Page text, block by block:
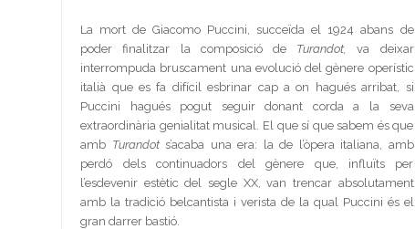
La mort de Giacomo Puccini, succeïda el 1924 abans de
poder finalitzar la composició de Turandot, va deixar
interrompuda bruscament una evolució del gènere operístic
italià que es fa difícil esbrinar cap a on hagués arribat, si
Puccini hagués pogut seguir donant corda a la seva
extraordinària genialitat musical. El que sí que sabem és que
amb Turandots’acaba una era: la de l’òpera italiana, amb
perdó dels continuadors del gènere que, influïts per
l’esdevenir estètic del segle XX, van trencar absolutament
amb la tradició belcantista i verista de la qual Puccini és el
gran darrer bastió.